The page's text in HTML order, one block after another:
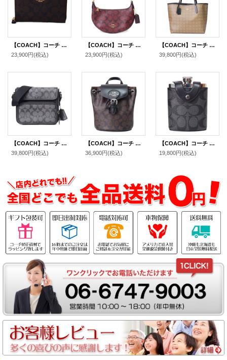
【COACH】コーチ コーティングキャンバス レザー シグネチャー ミディアム ジップ アラウンド ウォレット 財布 ブラウン×ブラック（日本未発売）
23,900円(税込)
【COACH】コーチ コーティングキャンバス レザー シグネチャー ロゴ ミニ ペイトン ショルダー ハンドバッグ オックスブラッドマルチ(日本未発売）
23,900円(税込)
【COACH】コーチ コーティングキャンバス レザー シグネチャー マイクロ シティ トートバッグ カーキ×ブラック〔日本未発売〕
39,800円(税込)
【COACH】コーチ メンズ コーティングキャンバス レザー シグネチャー サリバン クロスボディ フラップ メッセンジャー カメラ 斜め掛け ショルダーバッグ ブラック×チャコール〔日本未発売〕
39,800円(税込)
【COACH】コーチ リュックサック コーティングキャンバス レザー シグネチャー アメリア ロゴ コンバーチブル バックパック ボディバッグ ブラウンブラック〔日本未発売〕
36,900円(税込)
【COACH】コーチ コーティングキャンバス レザー シグネチャー ウイスキー ボトル インテリア ヒップフラスコ スキットル ウォーターボトル 水筒 チャコール〔日本未発売〕
19,800円(税込)